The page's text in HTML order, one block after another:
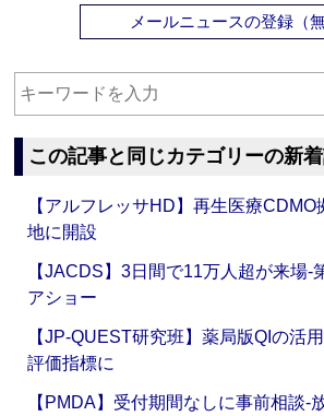
メールニュースの登録（無
この記事と同じカテゴリーの新
【アルフレッサHD】再生医療CDMO
地に開設
【JACDS】3日間で11万人超が来場‐
アショー
【JP-QUEST研究班】薬局版QIの活
評価指標に
【PMDA】受付期間なしに事前相談‐